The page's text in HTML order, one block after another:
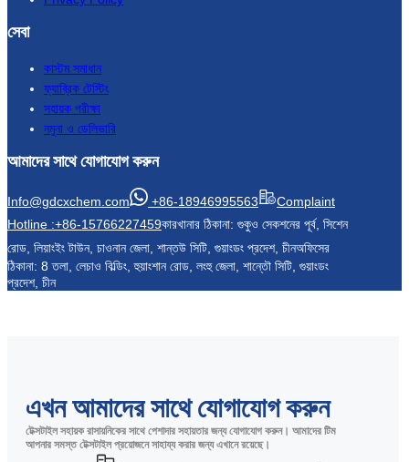
সেবা
কাস্টম সমাধান
ফ্যাব্রিক টেস্টিং
সহায়ক পরীক্ষা
নমুনা ও ডেলিভারি
আমাদের সাথে যোগাযোগ করুন
Info@gdcxchem.com +86-18946995563
Complaint
Hotline :+86-15766227459কারখানার ঠিকানা: গুকুও সেকশনের পূর্ব, সিশেন
রোড, লিয়াংইং টাউন, চাওনান জেলা, শান্তউ সিটি, গুয়াংডং প্রদেশ, চীনঅফিসের
ঠিকানা: 8 তলা, লেচাও বিল্ডিং, হুয়াংশান রোড, লংহু জেলা, শান্তৌ সিটি, গুয়াংডং
প্রদেশ, চীন
এখন আমাদের সাথে যোগাযোগ করুন
টেক্সটাইল সহায়ক রাসায়নিকের সাথে পেশাদার সহায়তার জন্য যোগাযোগ করুন। আমাদের টিম
আপনার সমস্ত টেক্সটাইল প্রয়োজনে সাহায্য করার জন্য এখানে রয়েছে।